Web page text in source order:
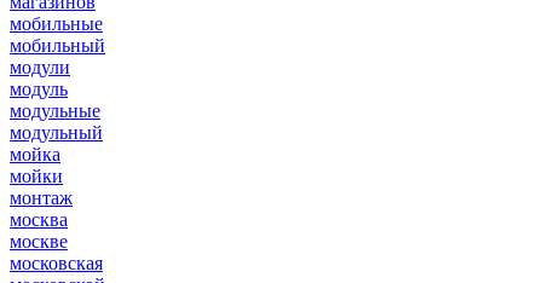
мобильные
мобильный
модули
модуль
модульные
модульный
мойка
мойки
монтаж
москва
москве
московская